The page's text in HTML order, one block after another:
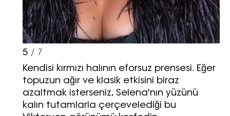
5 / 7
Kendisi kırmızı halının eforsuz prensesi. Eğer
topuzun ağır ve klasik etkisini biraz
azaltmak isterseniz, Selena'nın yüzünü
kalın tutamlarla çerçevelediği bu